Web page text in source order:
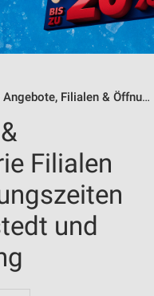
Filialen & Öffnungszeiten
Filialen
und